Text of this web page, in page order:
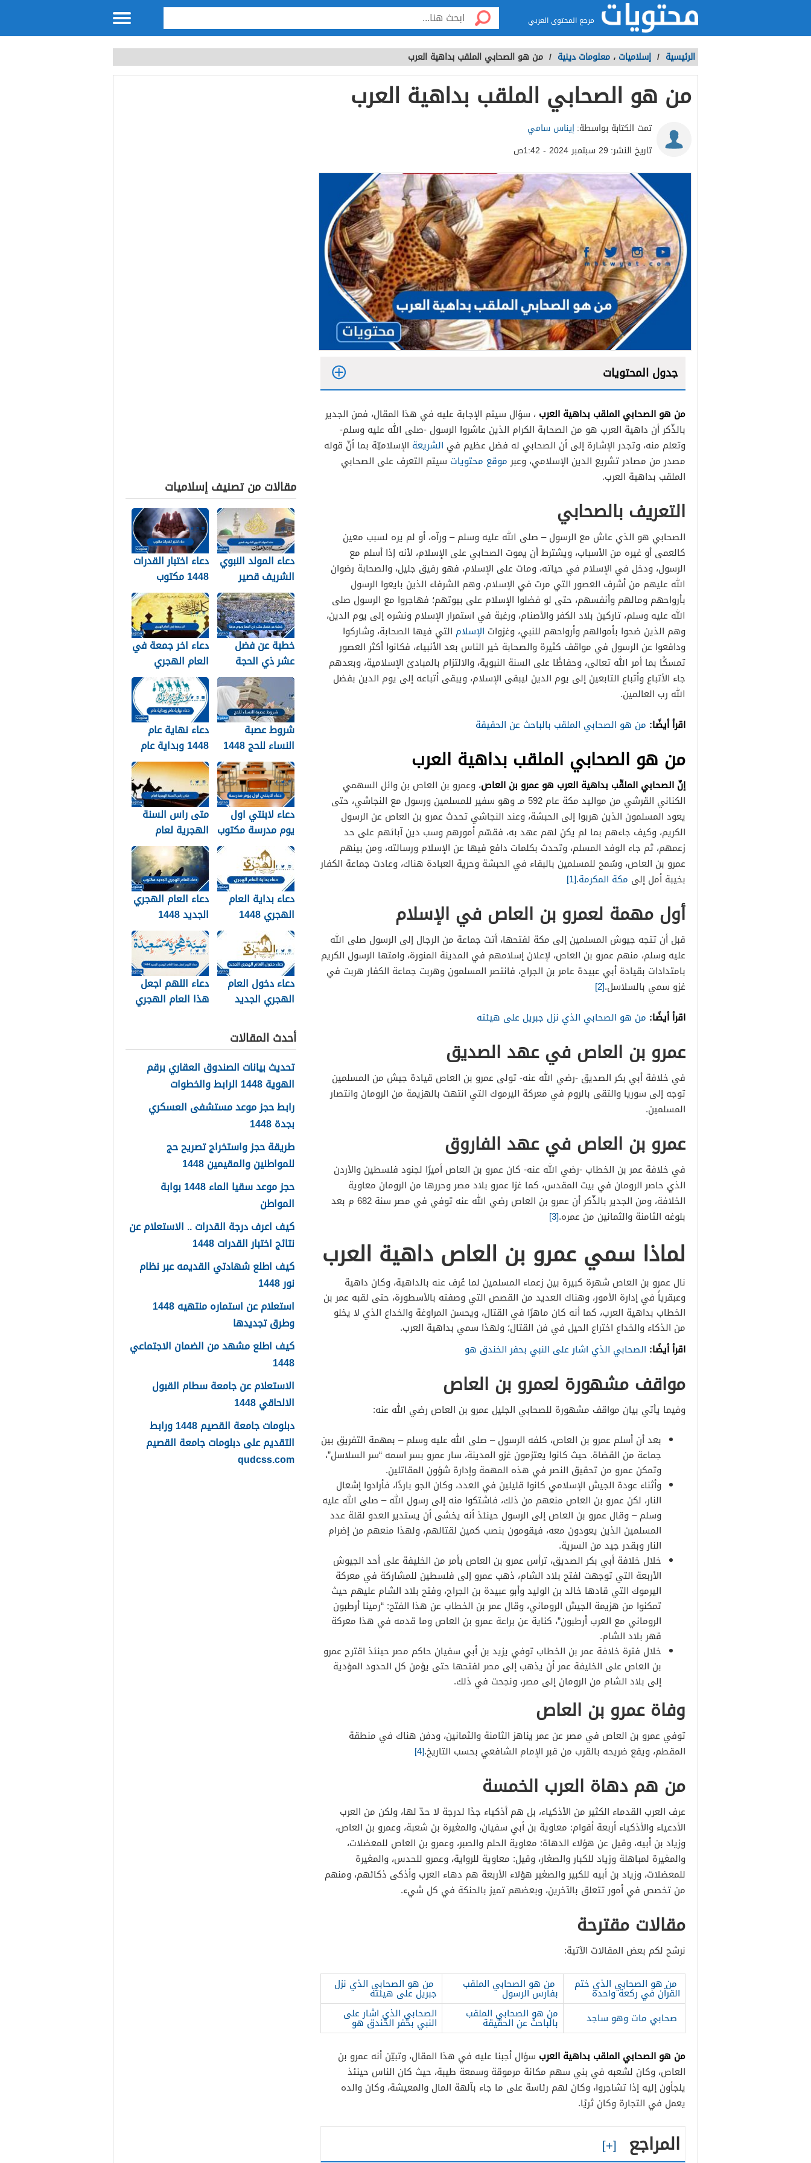
مرجع المحتوى العربي
الرئيسية / إسلاميات ، معلومات دينية / من هو الصحابي الملقب بداهية العرب
من هو الصحابي الملقب بداهية العرب
تمت الكتابة بواسطة:إيناس سامي
تاريخ النشر: 29 سبتمبر 2024 - 1:42ص
جدول المحتويات
من هو الصحابي الملقب بداهية العرب ، سؤال سيتم الإجابة عليه في هذا المقال، فمن الجدير
بالذّكر أن داهية العرب هو من الصحابة الكرام الذين عاشروا الرسول -صلى الله عليه وسلم-
وتعلم منه، وتجدر الإشارة إلى أن الصحابي له فضل عظيم في الشريعة الإسلاميّة بما أنّ قوله
مصدر من مصادر تشريع الدين الإسلامي، وعبرموقع محتويات سيتم التعرف على الصحابي
الملقب بداهية العرب.
التعريف بالصحابي
الصحابي هو الذي عاش مع الرسول – صلى الله عليه وسلم – ورآه، أو لم يره لسبب معين
كالعمى أو غيره من الأسباب، ويشترط أن يموت الصحابي على الإسلام، لأنه إذا أسلم مع
الرسول، ودخل في الإسلام في حياته، ومات على الإسلام، فهو رفيق جليل، والصحابة رضوان
الله عليهم من أشرف العصور التي مرت في الإسلام، وهم الشرفاء الذين بايعوا الرسول
بأرواحهم ومالهم وأنفسهم، حتى لو فضلوا الإسلام على بيوتهم؛ فهاجروا مع الرسول صلى
الله عليه وسلم، تاركين بلاد الكفر والأصنام، ورغبة في استمرار الإسلام ونشره إلى يوم الدين،
وهم الذين ضحوا بأموالهم وأرواحهم للنبي، وغزوات الإسلام التي فيها الصحابة، وشاركوا
ودافعوا عن الرسول في مواقف كثيرة والصحابة خير الناس بعد الأنبياء، فكانوا أكثر العصور
تمسكًا بما أمر الله تعالى، وحفاظًا على السنة النبوية، والالتزام بالمبادئ الإسلامية، وبعدهم
جاء الأتباع وأتباع التابعين إلى يوم الدين ليبقى الإسلام، ويبقى أتباعه إلى يوم الدين بفضل
الله رب العالمين.
اقرأ أيضًا: من هو الصحابي الملقب بالباحث عن الحقيقة
من هو الصحابي الملقب بداهية العرب
إنّ الصحابي الملقّب بداهية العرب هو عمرو بن العاص، وعمرو بن العاص بن وائل السهمي
الكناني القرشي من مواليد مكة عام 592 مـ وهو سفير للمسلمين ورسول مع النجاشي، حتى
يعود المسلمون الذين هربوا إلى الحبشة، وعند النجاشي تحدث عمرو بن العاص عن الرسول
الكريم، وكيف جاءهم بما لم يكن لهم عهد به، فقسّم أمورهم وسب دين آبائهم على حد
زعمهم، ثم جاء الوفد المسلم، وتحدث بكلمات دافع فيها عن الإسلام ورسالته، ومن بينهم
عمرو بن العاص، وسُمح للمسلمين بالبقاء في الحبشة وحرية العبادة هناك، وعادت جماعة الكفار
بخيبة أمل إلى مكة المكرمة.
[1]
أول مهمة لعمرو بن العاص في الإسلام
قبل أن تتجه جيوش المسلمين إلى مكة لفتحها، أتت جماعة من الرجال إلى الرسول صلى الله
عليه وسلم، منهم عمرو بن العاص، لإعلان إسلامهم في المدينة المنورة، وامتها الرسول الكريم
بامتدادات بقيادة أبي عبيدة عامر بن الجراح، فانتصر المسلمون وهربت جماعة الكفار هربت في
غزو سمي بالسلاسل.[2]
اقرأ أيضًا: من هو الصحابي الذي نزل جبريل على هيئته
عمرو بن العاص في عهد الصديق
في خلافة أبي بكر الصديق -رضي الله عنه- تولى عمرو بن العاص قيادة جيش من المسلمين
توجه إلى سوريا والتقى بالروم في معركة اليرموك التي انتهت بالهزيمة من الرومان وانتصار
المسلمين.
عمرو بن العاص في عهد الفاروق
في خلافة عمر بن الخطاب -رضي الله عنه- كان عمرو بن العاص أميرًا لجنود فلسطين والأردن
الذي حاصر الرومان في بيت المقدس، كما غزا عمرو بلاد مصر وحررها من الرومان معاوية
الخلافة، ومن الجدير بالذّكر أن عمرو بن العاص رضي الله عنه توفي في مصر سنة 682 م بعد
بلوغه الثامنة والثمانين من عمره.[3]
لماذا سمي عمرو بن العاص داهية العرب
نال عمرو بن العاص شهرة كبيرة بين زعماء المسلمين لما عُرف عنه بالداهية، وكان داهية
وعبقرياً في إدارة الأمور، وهناك العديد من القصص التي وصفته بالأسطورة، حتى لقبه عمر بن
الخطاب بداهية العرب، كما أنه كان ماهرًا في القتال، ويحسن المراوغة والخداع الذي لا يخلو
من الذكاء والخداع اختراع الحيل في فن القتال؛ ولهذا سمي بداهية العرب.
اقرأ أيضًا: الصحابي الذي اشار على النبي بحفر الخندق هو
مواقف مشهورة لعمرو بن العاص
وفيما يأتي بيان مواقف مشهورة للصحابي الجليل عمرو بن العاص رضي الله عنه:
بعد أن أسلم عمرو بن العاص، كلفه الرسول – صلى الله عليه وسلم – بمهمة التفريق بين
جماعة من القضاة. حيث كانوا يعتزمون غزو المدينة، سار عمرو بسر اسمه “سر السلاسل”،
وتمكن عمرو من تحقيق النصر في هذه المهمة وإدارة شؤون المقاتلين.
وأثناء عودة الجيش الإسلامي كانوا قليلين في العدد، وكان الجو باردًا، فأرادوا إشعال
النار، لكن عمرو بن العاص منعهم من ذلك، فاشتكوا منه إلى رسول الله – صلى الله عليه
وسلم – وقال عمرو بن العاص إلى الرسول حينئذ أنه يخشى أن يستدير العدو لقلة عدد
المسلمين الذين يعودون معه، فيقومون بنصب كمين لقتالهم، ولهذا منعهم من إضرام
النار وبقدر جيد من السرية.
خلال خلافة أبي بكر الصديق، ترأس عمرو بن العاص بأمر من الخليفة على أحد الجيوش
الأربعة التي توجهت لفتح بلاد الشام، ذهب عمرو إلى فلسطين للمشاركة في معركة
اليرموك التي قادها خالد بن الوليد وأبو عبيدة بن الجراح، وفتح بلاد الشام عليهم حيث
تمكنوا من هزيمة الجيش الروماني، وقال عمر بن الخطاب عن هذا الفتح: “رمينا أرطبون
الروماني مع العرب أرطبون”، كناية عن براعة عمرو بن العاص وما قدمه في هذا معركة
قهر بلاد الشام.
خلال فترة خلافة عمر بن الخطاب توفي يزيد بن أبي سفيان حاكم مصر حينئذ اقترح عمرو
بن العاص على الخليفة عمر أن يذهب إلى مصر لفتحها حتى يؤمن كل الحدود المؤدية
إلى بلاد الشام من الرومان إلى مصر، ونجحت في ذلك.
وفاة عمرو بن العاص
توفي عمرو بن العاص في مصر عن عمر يناهز الثامنة والثمانين، ودفن هناك في منطقة
المقطم، ويقع ضريحه بالقرب من قبر الإمام الشافعي بحسب التاريخ.[4]
من هم دهاة العرب الخمسة
عرف العرب القدماء الكثير من الأذكياء، بل هم أذكياء جدًا لدرجة لا حدّ لها، ولكن من العرب
الأدعياء والأذكياء أربعة أقوام: معاوية بن أبي سفيان، والمغيرة بن شعبة، وعمرو بن العاص،
وزياد بن أبيه، وقيل عن هؤلاء الدهاة: معاوية الحلم والصبر، وعمرو بن العاص للمعضلات،
والمغيرة لمباهلة وزياد للكبار والصغار، وقيل: معاوية للرواية، وعمرو للحدس، والمغيرة
للمعضلات، وزياد بن أبيه للكبير والصغير هؤلاء الأربعة هم دهاء العرب وأذكى ذكائهم، ومنهم
من تخصص في أمور تتعلق بالآخرين، وبعضهم تميز بالحنكة في كل شيء.
مقالات مقترحة
نرشح لكم بعض المقالات الآتية:
من هو الصحابي الذي ختم
القرآن في ركعة واحدة
من هو الصحابي الملقب
بفارس الرسول
من هو الصحابي الذي نزل
جبريل على هيئته
صحابي مات وهو ساجد
من هو الصحابي الملقب
بالباحث عن الحقيقة
الصحابي الذي اشار على
النبي بحفر الخندق هو
من هو الصحابي الملقب بداهية العرب سؤال أجبنا عليه في هذا المقال، وتبيّن أنه عمرو بن
العاص، وكان لشعبه في بني سهم مكانة مرموقة وسمعة طيبة، حيث كان الناس حينئذ
يلجأون إليه إذا تشاجروا، وكان لهم رئاسة على ما جاء بآلهة المال والمعيشة، وكان والده
يعمل في التجارة وكان ثريًا.
المراجع
مقالات من تصنيف إسلاميات
دعاء المولد النبوي
الشريف قصير
2026 مكتوب
دعاء اختبار القدرات
1448 مكتوب
خطبة عن فضل
عشر ذي الحجة
ويوم عرفة 1448 /
2026
دعاء اخر جمعة في
العام الهجري
1447 ودخول العام
الجديد 1448
شروط عصبة
النساء للحج 1448
دعاء نهاية عام
1448 وبداية عام
1449
دعاء لابنتي اول
يوم مدرسة مكتوب
وبالصور 2026
متى راس السنة
الهجرية لعام
2026
دعاء بداية العام
الهجري 1448
مكتوب وبالصور
2026
دعاء العام الهجري
الجديد 1448
مكتوب
دعاء دخول العام
الهجري الجديد
دعاء اللهم اجعل
هذا العام الهجري
أحدث المقالات
تحديث بيانات الصندوق العقاري برقم
الهوية 1448 الرابط والخطوات
رابط حجز موعد مستشفى العسكري
بجدة 1448
طريقة حجز واستخراج تصريح حج
للمواطنين والمقيمين 1448
حجز موعد سقيا الماء 1448 بوابة
المواطن
كيف اعرف درجة القدرات .. الاستعلام عن
نتائج اختبار القدرات 1448
كيف اطلع شهادتي القديمه عبر نظام
نور 1448
استعلام عن استماره منتهيه 1448
وطرق تجديدها
كيف اطلع مشهد من الضمان الاجتماعي
1448
الاستعلام عن جامعة سطام القبول
الالحاقي 1448
دبلومات جامعة القصيم 1448 ورابط
التقديم على دبلومات جامعة القصيم
qudcss.com